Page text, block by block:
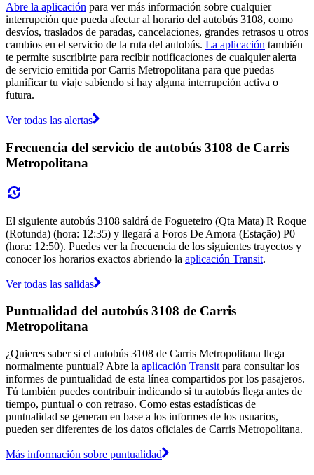
Abre la aplicación para ver más información sobre cualquier
interrupción que pueda afectar al horario del autobús 3108, como
desvíos, traslados de paradas, cancelaciones, grandes retrasos u otros
cambios en el servicio de la ruta del autobús. La aplicación también
te permite suscribirte para recibir notificaciones de cualquier alerta
de servicio emitida por Carris Metropolitana para que puedas
planificar tu viaje sabiendo si hay alguna interrupción activa o
futura.
Ver todas las alertas
Frecuencia del servicio de autobús 3108 de Carris
Metropolitana
El siguiente autobús 3108 saldrá de Fogueteiro (Qta Mata) R Roque
(Rotunda) (hora: 12:35) y llegará a Foros De Amora (Estação) P0
(hora: 12:50). Puedes ver la frecuencia de los siguientes trayectos y
conocer los horarios exactos abriendo la aplicación Transit.
Ver todas las salidas
Puntualidad del autobús 3108 de Carris
Metropolitana
¿Quieres saber si el autobús 3108 de Carris Metropolitana llega
normalmente puntual? Abre la aplicación Transit para consultar los
informes de puntualidad de esta línea compartidos por los pasajeros.
Tú también puedes contribuir indicando si tu autobús llega antes de
tiempo, puntual o con retraso. Como estas estadísticas de
puntualidad se generan en base a los informes de los usuarios,
pueden ser diferentes de los datos oficiales de Carris Metropolitana.
Más información sobre puntualidad